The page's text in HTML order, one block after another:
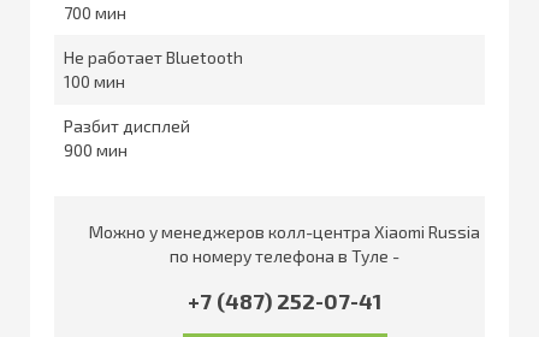
700
Не работает Bluetooth
100
Разбит дисплей
900
Можно у менеджеров колл-центра Xiaomi Russia
по номеру телефона в Туле -
+7 (487) 252-07-41